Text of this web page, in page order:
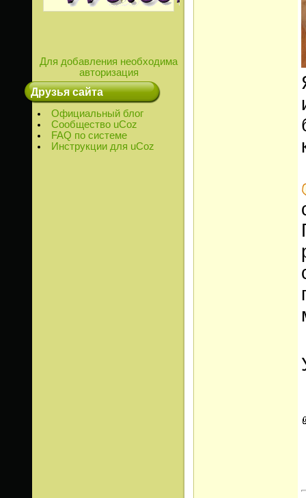
Для добавления необходима
авторизация
Друзья сайта
Официальный блог
Сообщество uCoz
FAQ по системе
Инструкции для uCoz